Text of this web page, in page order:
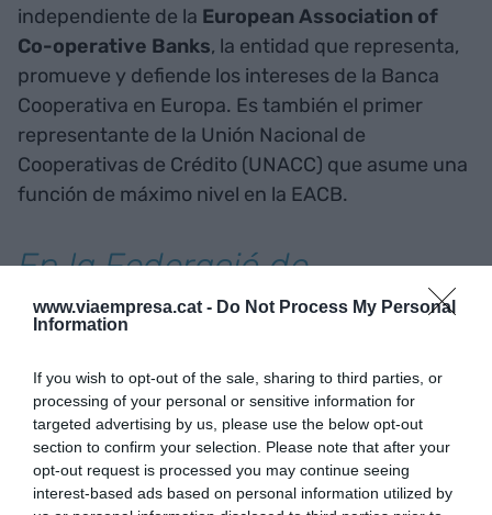
www.viaempresa.cat - Do Not Process My Personal
Information
If you wish to opt-out of the sale, sharing to third parties, or
processing of your personal or sensitive information for
targeted advertising by us, please use the below opt-out
section to confirm your selection. Please note that after your
opt-out request is processed you may continue seeing
interest-based ads based on personal information utilized by
independiente de la European Association of
Co-operative Banks, la entidad que representa,
promueve y defiende los intereses de la Banca
Cooperativa en Europa. Es también el primer
representante de la Unión Nacional de
Cooperativas de Crédito (UNACC) que asume una
función de máximo nivel en la EACB.
En la Federació de
Cooperatives de Treball de
copresidencia colegiada que
muestra la diversidad del
cooperativismo y